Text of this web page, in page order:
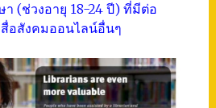
(ช่วงอายุ 18-24 ปี) ที่มีต่อ
อสังคมออนไลน์อื่นๆ